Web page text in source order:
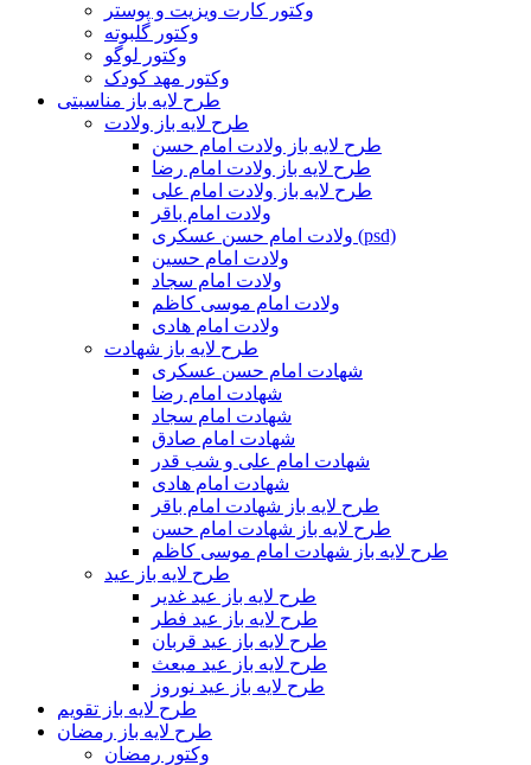
وکتور کارت ویزیت و پوستر
وکتور گلبوته
وکتور لوگو
وکتور مهد کودک
طرح لایه باز مناسبتی
طرح لایه باز ولادت
طرح لایه باز ولادت امام حسن
طرح لایه باز ولادت امام رضا
طرح لایه باز ولادت امام علی
ولادت امام باقر
ولادت امام حسن عسکری (psd)
ولادت امام حسین
ولادت امام سجاد
ولادت امام موسی کاظم
ولادت امام هادی
طرح لایه باز شهادت
شهادت امام حسن عسکری
شهادت امام رضا
شهادت امام سجاد
شهادت امام صادق
شهادت امام علی و شب قدر
شهادت امام هادی
طرح لایه باز شهادت امام باقر
طرح لایه باز شهادت امام حسن
طرح لایه باز شهادت امام موسی کاظم
طرح لایه باز عید
طرح لایه باز عید غدیر
طرح لایه باز عید فطر
طرح لایه باز عید قربان
طرح لایه باز عید مبعث
طرح لایه باز عید نوروز
طرح لایه باز تقویم
طرح لایه باز رمضان
وکتور رمضان